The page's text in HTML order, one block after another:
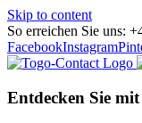
Skip to content
So erreichen Sie uns:
FacebookInstagram
Entdecken Sie